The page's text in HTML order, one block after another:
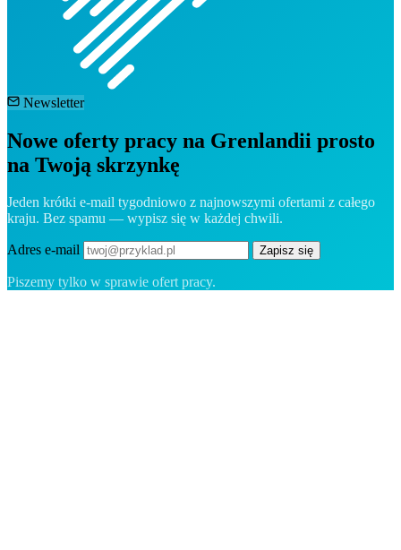
Newsletter
Nowe oferty pracy na Grenlandii prosto
na Twoją skrzynkę
Jeden krótki e-mail tygodniowo z najnowszymi ofertami z całego
kraju. Bez spamu — wypisz się w każdej chwili.
Adres e-mail Zapisz się
Piszemy tylko w sprawie ofert pracy.